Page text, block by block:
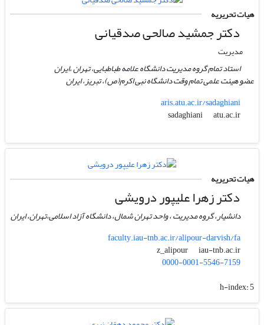
هیات تحریریه
دکتر جمشید صالحی صدقیانی
مدیریت
استاد تمام گروه مدیریت دانشگاه علامه طباطبایی، تهران ،ایران
عضو هیئت علمی تمام وقت دانشگاه نبی اکرم(ص)، تبریز، ایران
aris.atu.ac.ir/sadaghiani
sadaghiani
atu.ac.ir
هیات تحریریه
دکتر زهرا علیپور درویشی
دانشیار، گروه مدیریت ، واحد تهران شمال، دانشگاه آزاد اسلامی،تهران، ایران
faculty.iau-tnb.ac.ir/alipour-darvish/fa
z_alipour
iau-tnb.ac.ir
0000-0001-5546-7159
h-index:5